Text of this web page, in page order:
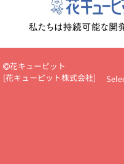
花キューピットの
彩心理学」で選ぶ方法
結
転職祝いのマナー基礎
バイス
スタンド花（フラ
場上司や先輩へ贈るお祝い花
ド（早見表あり）
花キューピット
[花キューピット株式会社]